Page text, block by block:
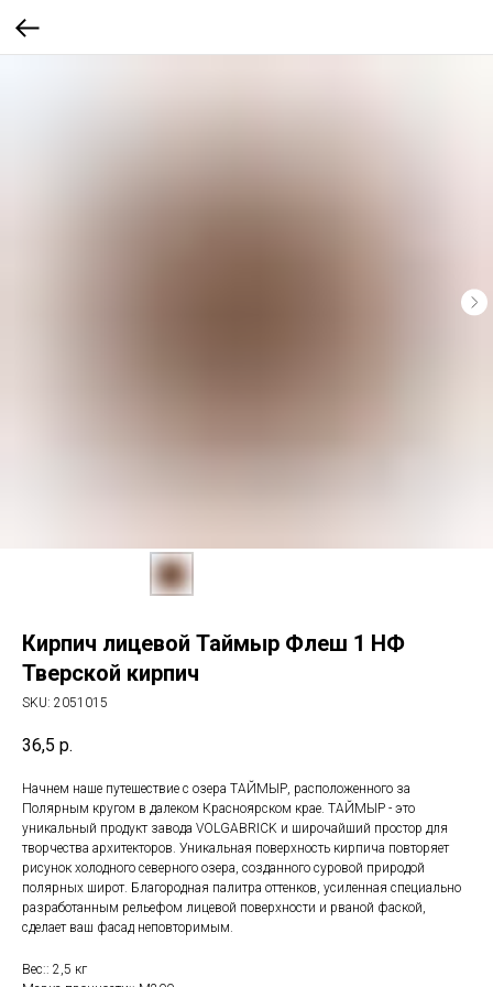
Кирпич лицевой Таймыр Флеш 1 НФ
Тверской кирпич
SKU: 2051015
36,5 р.
Начнем наше путешествие с озера ТАЙМЫР, расположенного за
Полярным кругом в далеком Красноярском крае. ТАЙМЫР - это
уникальный продукт завода VOLGABRICK и широчайший простор для
творчества архитекторов. Уникальная поверхность кирпича повторяет
рисунок холодного северного озера, созданного суровой природой
полярных широт. Благородная палитра оттенков, усиленная специально
разработанным рельефом лицевой поверхности и рваной фаской,
сделает ваш фасад неповторимым.
Вес:: 2,5 кг